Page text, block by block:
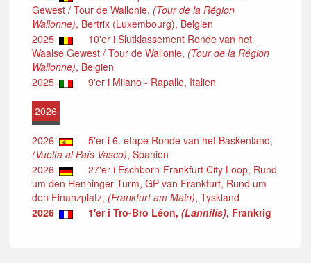
Gewest / Tour de Wallonie, (Tour de la Région
Wallonne), Bertrix (Luxembourg), Belgien
2025
10'er i Slutklassement Ronde van het
Waalse Gewest / Tour de Wallonie, (Tour de la Région
Wallonne), Belgien
2025
9'er i Milano - Rapallo, Italien
2026
2026
5'er i 6. etape Ronde van het Baskenland,
(Vuelta al País Vasco), Spanien
2026
27'er i Eschborn-Frankfurt City Loop, Rund
um den Henninger Turm, GP van Frankfurt, Rund um
den Finanzplatz, (Frankfurt am Main), Tyskland
2026
1'er i Tro-Bro Léon, (Lannilis), Frankrig